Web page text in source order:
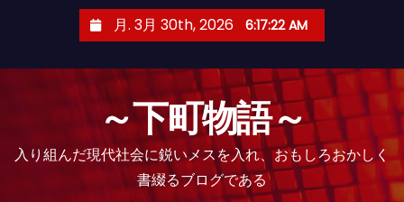
月. 3月 30th, 2026 6:17:23 AM
～下町物語～
入り組んだ現代社会に鋭いメスを入れ、おもしろおかしく
書綴るブログである